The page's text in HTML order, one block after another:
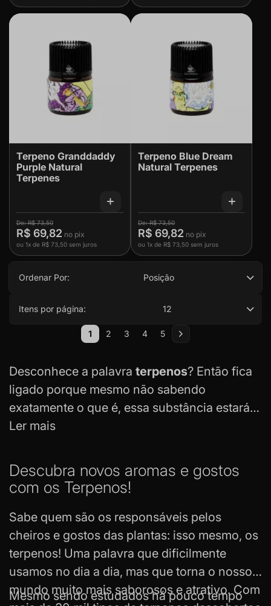
Terpeno Granddaddy
Purple Natural
Terpenes
R$ 73,50
R$ 69,82
ou 1x de R$ 73,50 sem juros
Terpeno Blue Dream
Natural Terpenes
R$ 73,50
R$ 69,82
ou 1x de R$ 73,50 sem juros
Ordenar Por: Posição
Itens por página: 12
Página
Você esta lendo a pagina
1 Página
2 Página
3 Página
4 Página
5 Página
Próximo
Desconhece a palavra terpenos? Então fica
ligado porque mesmo não sabendo
exatamente o que é, essa substância estará
cada vez mais presente em sua vida depois
que ela proporciona! Produzidos
naturalmente pelas plantas, os terpenos são
os verdadeiros responsáveis pelos seus
aromas e sabores. Na tabacaria da Mata,
você encontra opções feitas sob medida
parapotencializar os gostos e cheiros do
seu fumo, podendo ser usados até mesmo
em drinks e como temperos de comida! Olha
Ler mais
Descubra novos aromas e gostos
com os Terpenos!
Sabe quem são os responsáveis pelos
cheiros e gostos das plantas: isso mesmo, os
terpenos! Uma palavra que dificilmente
usamos no dia a dia, mas que torna o nosso
mundo muito mais saborosos e atrativo. Com
Mesmo sendo estudados há pouco tempo